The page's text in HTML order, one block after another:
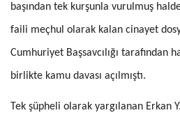
başından tek kurşunla vurulmuş
faili meçhul olarak kalan cinayet
Cumhuriyet Başsavcılığı tarafından
birlikte kamu davası açılmıştı.
Tek şüpheli olarak yargılanan Erkan